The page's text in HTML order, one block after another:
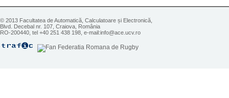
© 2013 Facultatea de Automatică, Calculatoare și Electronică,
Blvd. Decebal nr. 107, Craiova, România
RO-200440, tel +40 251 438 198, e-mail:info@ace.ucv.ro